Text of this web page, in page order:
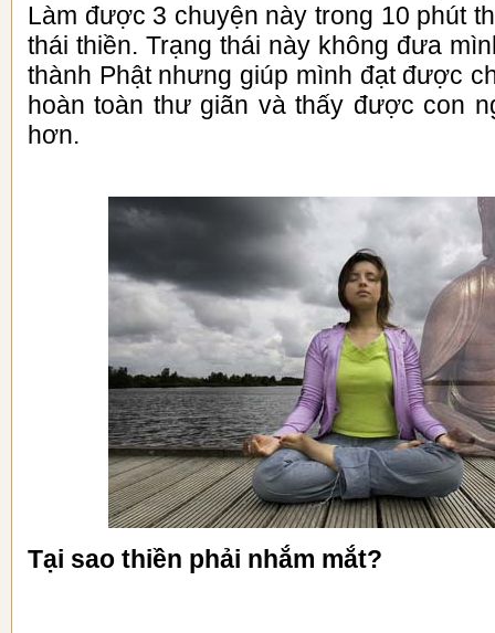
Làm được 3 chuyện này trong 10 phút
thái thiền. Trạng thái này không đưa
thành Phật nhưng giúp mình đạt được
hoàn toàn thư giãn và thấy được con
hơn.
Tại sao thiền phải nhắm mắt?